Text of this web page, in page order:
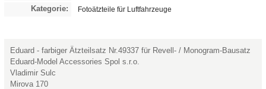
Kategorie: Fotoätzteile für Luftfahrzeuge
Eduard - farbiger Ätzteilsatz Nr.49337 für Revell- / Monogram-Bausatz
Eduard-Model Accessories Spol s.r.o.
Vladimir Sulc
Mirova 170